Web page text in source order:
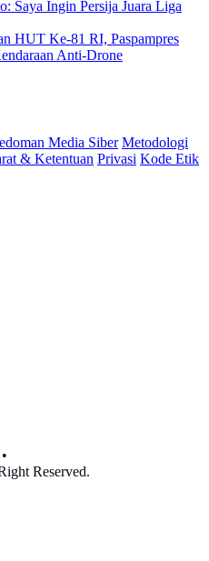
Saya Ingin Persija Juara Liga
HUT Ke-81 RI, Paspampres
Anti-Drone
Media Siber Metodologi
& Ketentuan Privasi Kode Etik
•
Reserved.